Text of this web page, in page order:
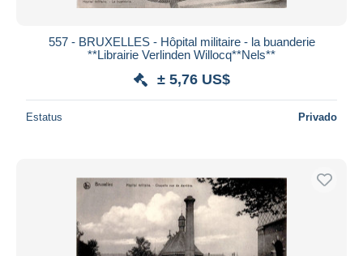
557 - BRUXELLES - Hôpital militaire - la buanderie
**Librairie Verlinden Willocq**Nels**
± 5,76 US$
Estatus Privado